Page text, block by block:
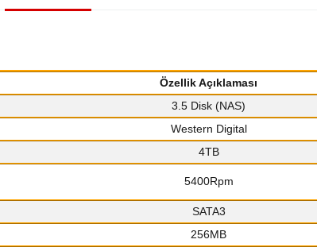
Özellik Açıklaması
3.5 Disk (NAS)
Western Digital
4TB
5400Rpm
SATA3
256MB